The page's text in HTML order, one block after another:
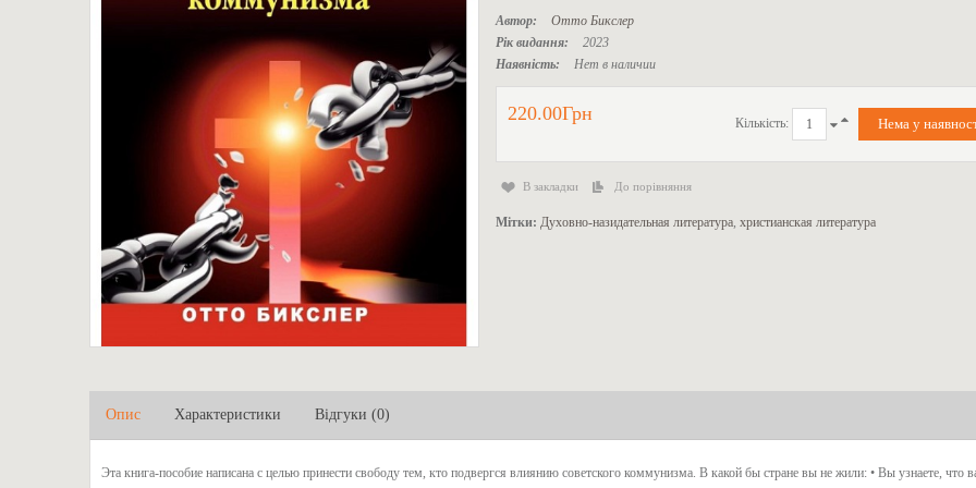
Автор:
Отто Бикслер
Рік видання:
2023
Наявність:
Нет в наличии
220.00Грн Кількість:
В закладки До порівняння
Мітки: Духовно-назидательная литература, христианская литература
Опис Характеристики Відгуки (0)
Эта книга-пособие написана с целью принести свободу тем, кто подвергся влиянию советского коммунизма. В какой бы стране вы не жили: • Вы узнаете, что